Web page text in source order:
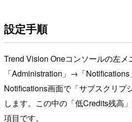
設定手順
Trend Vision Oneコンソールの左メ
「Administration」→「Notifications
Notifications画面で「サブスクリプ
します。この中の「低Credits残高
項目です。